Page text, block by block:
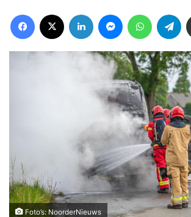
Foto’s: NoorderNieuws